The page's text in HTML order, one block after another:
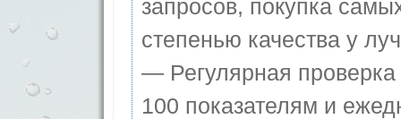
запросов, покупка
степенью качества у
— Регулярная
100 показателям и